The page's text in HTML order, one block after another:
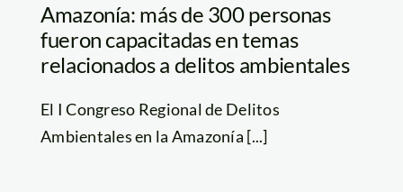
Amazonía: más de 300 personas
fueron capacitadas en temas
relacionados a delitos ambientales
El I Congreso Regional de Delitos
Ambientales en la Amazonía [...]